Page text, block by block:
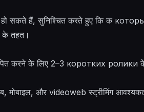
हो सकते हैं, सुनिश्चित करते हुए कि क
तहत।
करने के लिए 2–3 коротких ролики
मोबाइल, और videoweb स्ट्रीमिंग